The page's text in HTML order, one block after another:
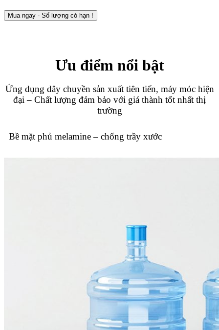
Mua ngay - Số lượng có hạn !
Ưu điểm nổi bật
Ứng dụng dây chuyền sản xuất tiên tiến, máy móc hiện
đại – Chất lượng đảm bảo với giá thành tốt nhất thị
trường
Bề mặt phủ melamine – chống trầy xước